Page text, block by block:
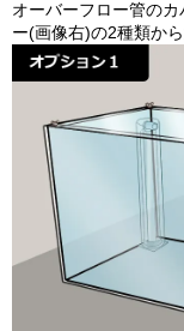
オーバーフロー管の
ー(画像右)の2種類から